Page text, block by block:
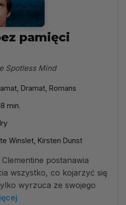
pamięci
Spotless Mind
Dramat, Romans
min.
Winslet, Kirsten Dunst
postanawia
wszystko, co kojarzyć się
wyrzuca ze swojego